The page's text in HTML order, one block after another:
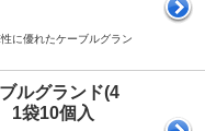
に優れたケーブルグラン
ルグランド(4
袋10個入